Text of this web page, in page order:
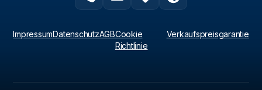
ImpressumDatenschutzAGBCookie
Richtlinie
Verkaufspreisgarantie